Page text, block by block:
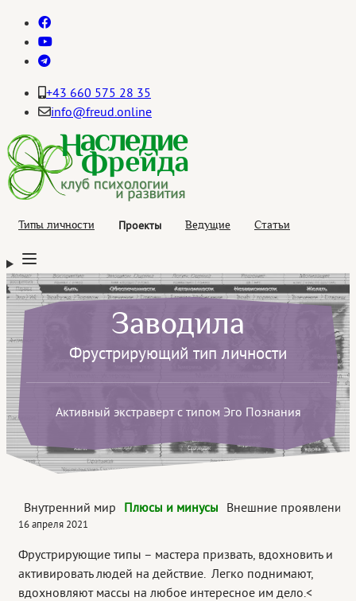
+43 660 575 28 35
info@freud.online
Типы личности Проекты Ведущие Статьи
Заводила
Фрустрирующий тип личности
Активный экстраверт с типом Эго Познания
Внутренний мир Плюсы и минусы Внешние проявления
16 апреля 2021
Фрустрирующие типы – мастера призвать, вдохновить и
активировать людей на действие. Легко поднимают,
вдохновляют массы на любое интересное им дело.<